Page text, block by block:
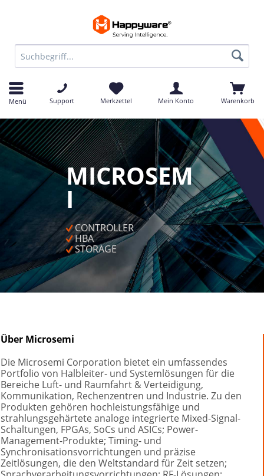
Menü Support Merkzettel Mein Konto Warenkorb
MICROSEM
I
CONTROLLER
HBA
STORAGE
Über Microsemi
Die Microsemi Corporation bietet ein umfassendes
Portfolio von Halbleiter- und Systemlösungen für die
Bereiche Luft- und Raumfahrt & Verteidigung,
Kommunikation, Rechenzentren und Industrie. Zu den
Produkten gehören hochleistungsfähige und
strahlungsgehärtete analoge integrierte Mixed-Signal-
Schaltungen, FPGAs, SoCs und ASICs; Power-
Management-Produkte; Timing- und
Synchronisationsvorrichtungen und präzise
Zeitlösungen, die den Weltstandard für Zeit setzen;